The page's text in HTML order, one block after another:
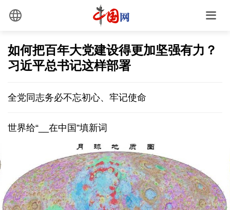
如何把百年大党建设得更加坚强有力？
习近平总书记这样部署
全党同志务必不忘初心、牢记使命
世界给“__在中国”填新词